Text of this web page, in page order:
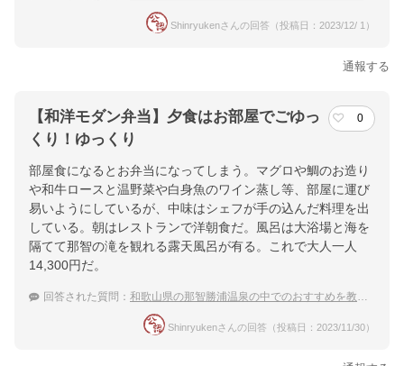
Shinryukenさんの回答（投稿日：2023/12/ 1）
通報する
【和洋モダン弁当】夕食はお部屋でごゆっ
くり！ゆっくり
0
部屋食になるとお弁当になってしまう。マグロや鯛のお造り
や和牛ロースと温野菜や白身魚のワイン蒸し等、部屋に運び
易いようにしているが、中味はシェフが手の込んだ料理を出
している。朝はレストランで洋朝食だ。風呂は大浴場と海を
隔てて那智の滝を観れる露天風呂が有る。これで大人一人
14,300円だ。
回答された質問： 和歌山県の那智勝浦温泉の中でのおすすめを教えてほしい
Shinryukenさんの回答（投稿日：2023/11/30）